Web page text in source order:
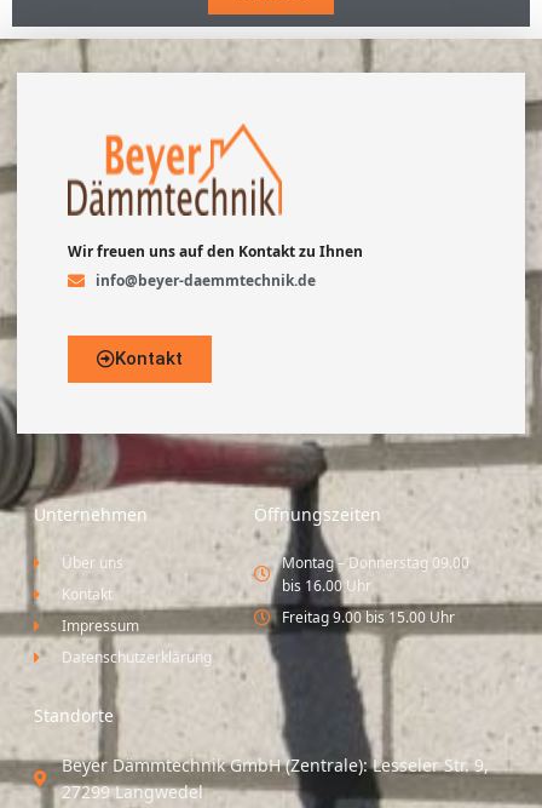
Wir freuen uns auf den Kontakt zu Ihnen
info@beyer-daemmtechnik.de
Kontakt
Unternehmen
Über uns
Kontakt
Impressum
Datenschutzerklärung
Öffnungszeiten
Montag – Donnerstag 09.00
bis 16.00 Uhr
Freitag 9.00 bis 15.00 Uhr
Standorte
Beyer Dämmtechnik GmbH (Zentrale): Lesseler Str. 9,
27299 Langwedel